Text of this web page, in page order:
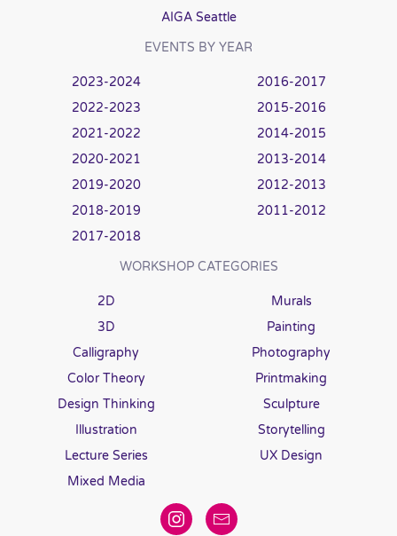
AIGA Seattle
EVENTS BY YEAR
2023-2024
2022-2023
2021-2022
2020-2021
2019-2020
2018-2019
2017-2018
2016-2017
2015-2016
2014-2015
2013-2014
2012-2013
2011-2012
WORKSHOP CATEGORIES
2D
3D
Calligraphy
Color Theory
Design Thinking
Illustration
Lecture Series
Mixed Media
Murals
Painting
Photography
Printmaking
Sculpture
Storytelling
UX Design